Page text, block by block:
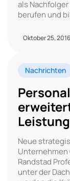
als
berufen und
Oktober 25, 2016
Nachrichten
Neue
Unternehmen
Randstad
unter der